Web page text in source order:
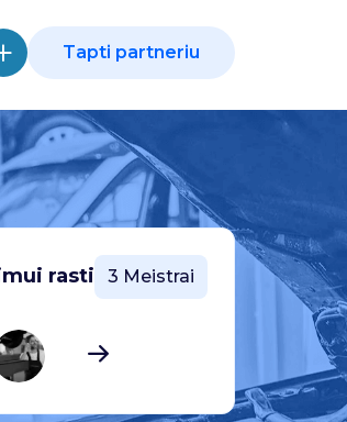
Tapti partneriu
rasti 3 Meistrai